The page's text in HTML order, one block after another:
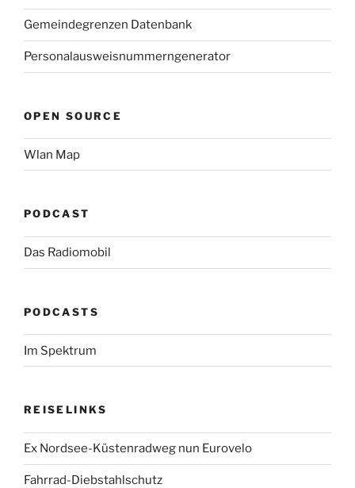
Gemeindegrenzen Datenbank
Personalausweisnummerngenerator
OPEN SOURCE
Wlan Map
PODCAST
Das Radiomobil
PODCASTS
Im Spektrum
REISELINKS
Ex Nordsee-Küstenradweg nun Eurovelo
Fahrrad-Diebstahlschutz